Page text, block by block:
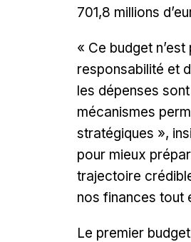
701,8 millions
« Ce budget
responsabilité et
les dépenses
mécanismes
stratégiques »,
pour mieux
trajectoire
nos finances tout
Le premier